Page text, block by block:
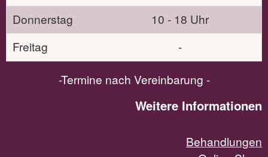
Donnerstag
10 - 18 Uhr
Freitag
-
-Termine nach Vereinbarung -
Weitere Informationen
Behandlungen